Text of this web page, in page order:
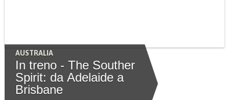
AUSTRALIA
In treno - The Souther
Spirit: da Adelaide a
Brisbane